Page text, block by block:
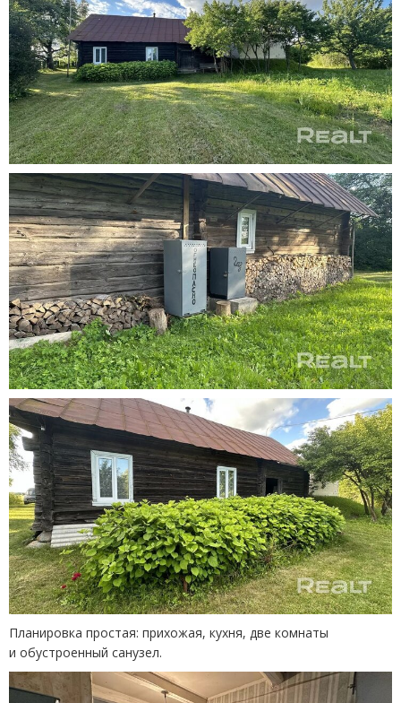
Планировка простая: прихожая, кухня, две комнаты
и обустроенный санузел.